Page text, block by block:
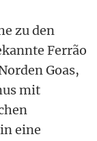
zu den
Ferrão
Goas,
mit
eine